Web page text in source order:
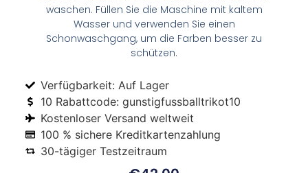
waschen. Füllen Sie die Maschine mit kaltem
Wasser und verwenden Sie einen
Schonwaschgang, um die Farben besser zu
schützen.
Verfügbarkeit: Auf Lager
10 Rabattcode: gunstigfussballtrikot10
Kostenloser Versand weltweit
100 % sichere Kreditkartenzahlung
30-tägiger Testzeitraum